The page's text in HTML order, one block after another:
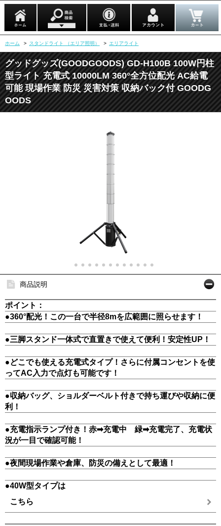
ホーム > スタンドライト （エリア照明） > エリアライト
グッドグッズ(GOODGOODS) GD-H100B 100W円柱
型ライト 充電式 10000LM 360°全方位配光 AC給電
可能 現場作業 防災 災害対策 収納バック付 GOODG
OODS
商品説明
ポイント：
●360°配光！この一台で半径8mを広範囲に照らせます！
●三脚スタンド一体式で直置きで使えて便利！安定性UP！
●どこでも使える充電式タイプ！さらに付属コンセントを使
ってAC入力で点灯も可能です！
●収納バッグ、ショルダーベルト付きで持ち運びや収納に便
利！
●充電指示ランプ付き！赤➡充電中 緑➡充電完了、充電状
況が一目で確認可能！
●夜間現場作業や倉庫、防災の備えとして最適！
●40W型タイプは
こちら